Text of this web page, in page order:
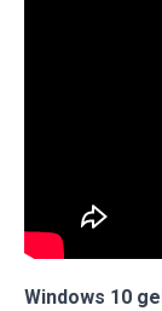
Windows 10